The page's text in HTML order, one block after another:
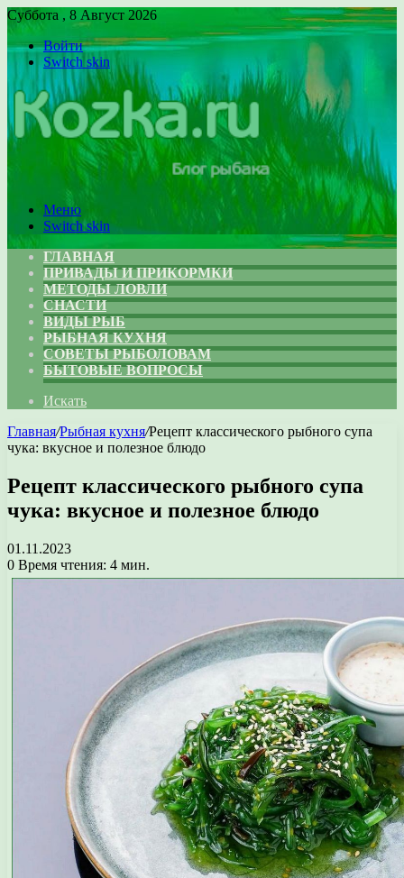
Суббота , 8 Август 2026
Войти
Switch skin
Меню
Switch skin
ГЛАВНАЯ
ПРИВАДЫ И ПРИКОРМКИ
МЕТОДЫ ЛОВЛИ
СНАСТИ
ВИДЫ РЫБ
РЫБНАЯ КУХНЯ
СОВЕТЫ РЫБОЛОВАМ
БЫТОВЫЕ ВОПРОСЫ
Искать
Главная/Рыбная кухня/Рецепт классического рыбного супа
чука: вкусное и полезное блюдо
Рецепт классического рыбного супа
чука: вкусное и полезное блюдо
01.11.2023
0 Время чтения: 4 мин.